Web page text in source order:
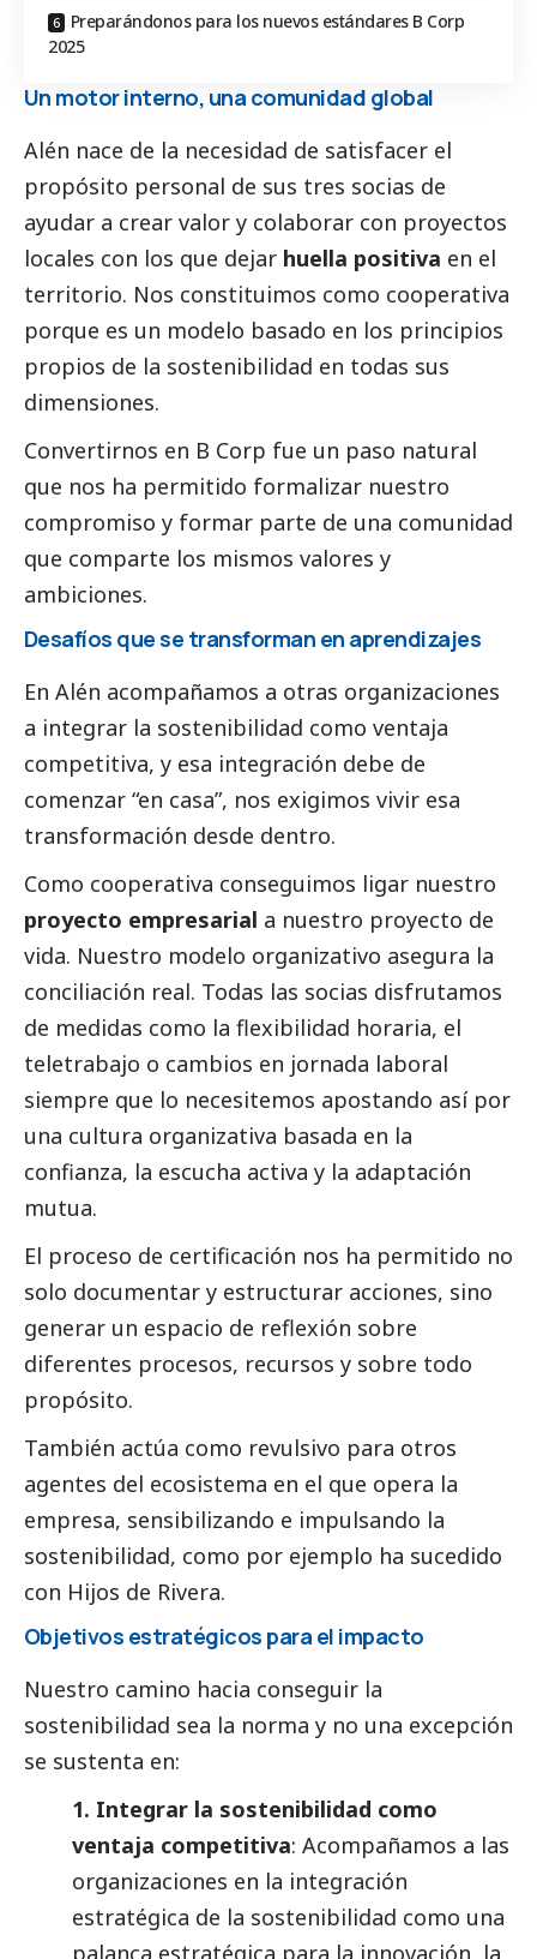
Preparándonos para los nuevos estándares B Corp
2025
Un motor interno, una comunidad global
Alén nace de la necesidad de satisfacer el
propósito personal de sus tres socias de
ayudar a crear valor y colaborar con proyectos
locales con los que dejar huella positiva en el
territorio. Nos constituimos como cooperativa
porque es un modelo basado en los principios
propios de la sostenibilidad en todas sus
dimensiones.
Convertirnos en B Corp fue un paso natural
que nos ha permitido formalizar nuestro
compromiso y formar parte de una comunidad
que comparte los mismos valores y
ambiciones.
Desafíos que se transforman en aprendizajes
En Alén acompañamos a otras organizaciones
a integrar la sostenibilidad como ventaja
competitiva, y esa integración debe de
comenzar “en casa”, nos exigimos vivir esa
transformación desde dentro.
Como cooperativa conseguimos ligar nuestro
proyecto empresarial a nuestro proyecto de
vida. Nuestro modelo organizativo asegura la
conciliación real. Todas las socias disfrutamos
de medidas como la flexibilidad horaria, el
teletrabajo o cambios en jornada laboral
siempre que lo necesitemos apostando así por
una cultura organizativa basada en la
confianza, la escucha activa y la adaptación
mutua.
El proceso de certificación nos ha permitido no
solo documentar y estructurar acciones, sino
generar un espacio de reflexión sobre
diferentes procesos, recursos y sobre todo
propósito.
También actúa como revulsivo para otros
agentes del ecosistema en el que opera la
empresa, sensibilizando e impulsando la
sostenibilidad, como por ejemplo ha sucedido
con Hijos de Rivera.
Objetivos estratégicos para el impacto
Nuestro camino hacia conseguir la
sostenibilidad sea la norma y no una excepción
se sustenta en:
1. Integrar la sostenibilidad como
ventaja competitiva: Acompañamos a las
organizaciones en la integración
estratégica de la sostenibilidad como una